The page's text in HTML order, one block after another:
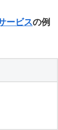
ービスの例